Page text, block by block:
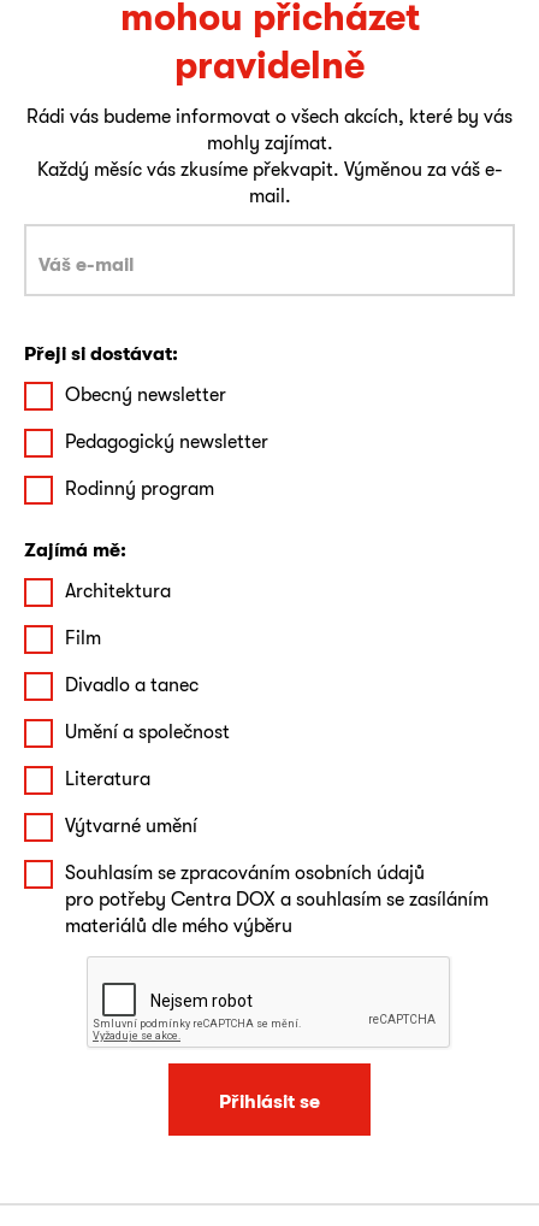
mohou přicházet
pravidelně
Rádi vás budeme informovat o všech akcích, které by vás
mohly zajímat.
Každý měsíc vás zkusíme překvapit. Výměnou za váš e-
mail.
Přeji si dostávat:
Obecný newsletter
Pedagogický newsletter
Rodinný program
Zajímá mě:
Architektura
Film
Divadlo a tanec
Umění a společnost
Literatura
Výtvarné umění
Souhlasím se zpracováním osobních údajů
pro potřeby Centra DOX a souhlasím se zasíláním
materiálů dle mého výběru
Přihlásit se